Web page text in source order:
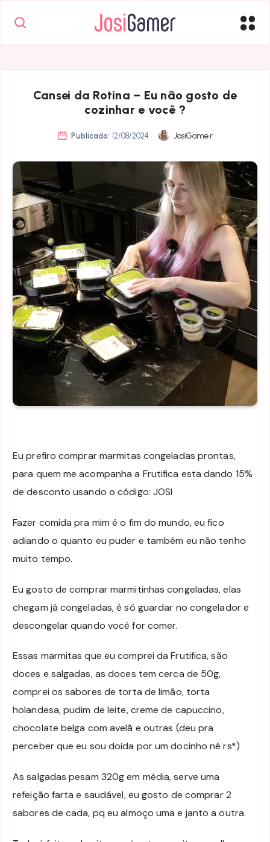
Cansei da Rotina – Eu não gosto de
cozinhar e você ?
Publicado: 12/08/2024 JosiGamer
Eu prefiro comprar marmitas congeladas prontas,
para quem me acompanha a Frutifica esta dando 15%
de desconto usando o código: JOSI
Fazer comida pra mim é o fim do mundo, eu fico
adiando o quanto eu puder e também eu não tenho
muito tempo.
Eu gosto de comprar marmitinhas congeladas, elas
chegam já congeladas, é só guardar no congelador e
descongelar quando você for comer.
Essas marmitas que eu comprei da Frutifica, são
doces e salgadas, as doces tem cerca de 50g,
comprei os sabores de torta de limão, torta
holandesa, pudim de leite, creme de capuccino,
chocolate belga com avelã e outras (deu pra
perceber que eu sou doida por um docinho né rs*)
As salgadas pesam 320g em média, serve uma
refeição farta e saudável, eu gosto de comprar 2
sabores de cada, pq eu almoço uma e janto a outra.